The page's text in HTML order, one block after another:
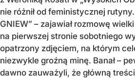
nie różnił od feministycznej
GNIEW” – zajawiał rozmowę
na pierwszej stronie sobotniego
opatrzony zdjęciem, na którym
niezwykle groźną minę. Banał –
dawno zauważyli, że główną